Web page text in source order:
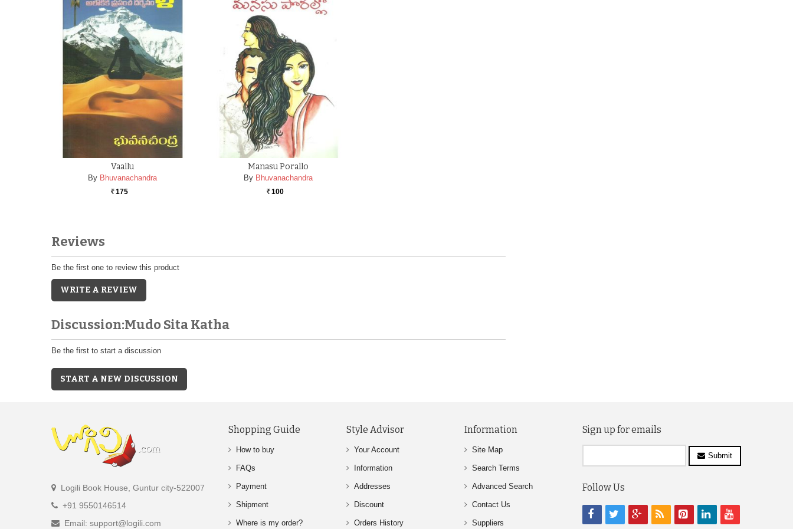
Vaallu
By Bhuvanachandra
Rs. 175
Manasu Porallo
By Bhuvanachandra
Rs. 100
Reviews
Be the first one to review this product
WRITE A REVIEW
Discussion:Mudo Sita Katha
Be the first to start a discussion
START A NEW DISCUSSION
Logili Book House, Guntur city-522007
+91 9550146514
Email: support@logili.com
Shopping Guide
How to buy
FAQs
Payment
Shipment
Where is my order?
Style Advisor
Your Account
Information
Addresses
Discount
Orders History
Information
Site Map
Search Terms
Advanced Search
Contact Us
Suppliers
Sign up for emails
Submit
Follow Us